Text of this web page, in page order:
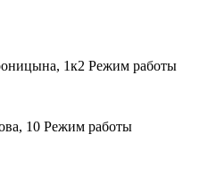
1к2 Режим работы
10 Режим работы